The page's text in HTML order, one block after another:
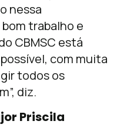
nessa
trabalho e
CBMSC está
com muita
todos os
diz.
Priscila